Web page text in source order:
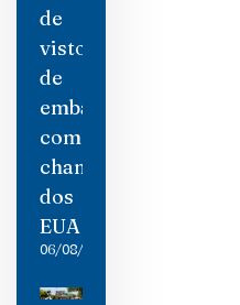
de
visto
de
embaixadora
como
chantagem
dos
EUA
06/08/2026